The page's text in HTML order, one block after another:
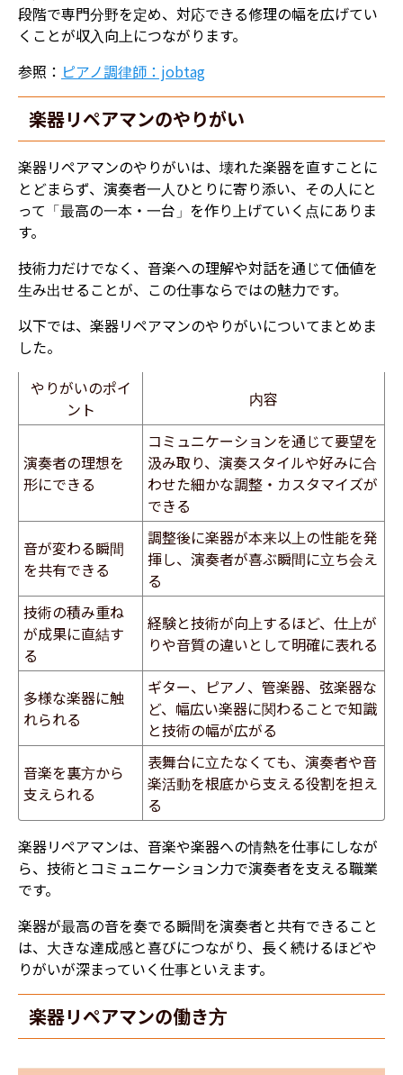
段階で専門分野を定め、対応できる修理の幅を広げてい
くことが収入向上につながります。
参照： ピアノ調律師：jobtag
楽器リペアマンのやりがい
楽器リペアマンのやりがいは、壊れた楽器を直すことに
とどまらず、演奏者一人ひとりに寄り添い、その人にと
って「最高の一本・一台」を作り上げていく点にありま
す。
技術力だけでなく、音楽への理解や対話を通じて価値を
生み出せることが、この仕事ならではの魅力です。
以下では、楽器リペアマンのやりがいについてまとめま
した。
やりがいのポイ
ント
内容
演奏者の理想を
形にできる
コミュニケーションを通じて要望を
汲み取り、演奏スタイルや好みに合
わせた細かな調整・カスタマイズが
できる
音が変わる瞬間
を共有できる
調整後に楽器が本来以上の性能を発
揮し、演奏者が喜ぶ瞬間に立ち会え
る
技術の積み重ね
が成果に直結す
る
経験と技術が向上するほど、仕上が
りや音質の違いとして明確に表れる
多様な楽器に触
れられる
ギター、ピアノ、管楽器、弦楽器な
ど、幅広い楽器に関わることで知識
と技術の幅が広がる
音楽を裏方から
支えられる
表舞台に立たなくても、演奏者や音
楽活動を根底から支える役割を担え
る
楽器リペアマンは、音楽や楽器への情熱を仕事にしなが
ら、技術とコミュニケーション力で演奏者を支える職業
です。
楽器が最高の音を奏でる瞬間を演奏者と共有できること
は、大きな達成感と喜びにつながり、長く続けるほどや
りがいが深まっていく仕事といえます。
楽器リペアマンの働き方